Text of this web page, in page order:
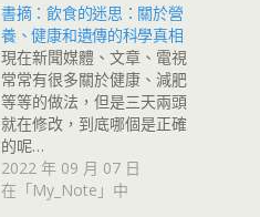
書摘：飲食的迷思：關於營
養、健康和遺傳的科學真相
現在新聞媒體、文章、電視
常常有很多關於健康、減肥
等等的做法，但是三天兩頭
就在修改，到底哪個是正確
的呢…
2022 年 09 月 07 日
在「My_Note」中